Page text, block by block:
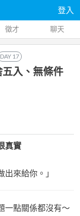
登入
徵才 聊天
DAY 17
五入、無條件
真實
來給你。」
一點關係都沒有～